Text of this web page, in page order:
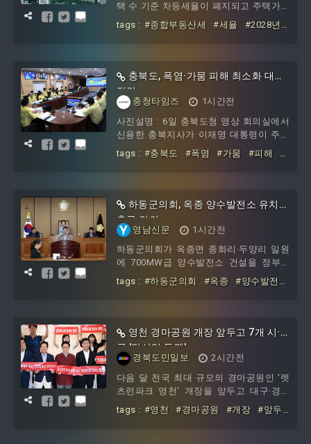
택 수 기준 차등세율이 폐지되고 주택가액
기준으로 일원화된다. 현행 ‘종합부동산세
법’ 제9조제1항은 “주택에 대한 종합부동
세율을 적용하여 계산한 금액을 그 세액
(이하 ‘주택분 종합부동산세액’이라 한
tags : #종합부동산세 #세율
#2028년
충북도, 폭염·가뭄 피해 최소화 대응
점검
충청타임즈
1시간전
사진설명 : 6일 충북도청 영상 회의실에서
신용한 충북지사가 이재명 대통령이 주재
한 폭염·가뭄 대처상황 점검회의에 참여해
분야별 대응 상황을 공유하고 있다. 이날
최소화할 것을 지시했다. /충북도 제공
tags : #충북도 #폭염 #가뭄 #피해
하동군의회, 옥종 양수발전소 유치
촉구 건의
영남신문
1시간전
하동군의회가 옥종면 종화리·두양리 일원
에 700MW급 양수발전소 건설을 정부에
강력히 촉구하고 나섰다.군의회는 지난 5
일 열린 제350회 임시회 제5차 본회의에서
건의안’을 만장일치로 채택했다고 밝혔다.
박 의원은 “정부의 석탄발전 폐지 정책으
로 하동화력발전소가 2031년까지 단계적
으로 폐쇄될 예정이며, 이에 따른 일자리
감소와 인구 유출로 지역소멸 위기가 현실
화하고 있다”라며 “국가 전력산업에 헌신
해 온 하동군이 에너지 대전환 시대에 새
tags : #하동군의회 #옥종
#양수발전
영천 경마공원 개장 앞두고 7개 시·
군 '말산업 동맹'
경북도민일보
2시간전
다음 달 전국 최대 규모의 경마공원인 '렛
츠런파크 영천' 개장을 앞두고 대구·경북
지자체들이 말산업 육성과 한국마사회 본
사 유치를 위한 공동 대응에 나섰다.경북
tags : #영천 #경마공원 #개장
#앞두